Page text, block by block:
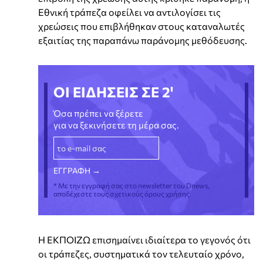
Εθνική τράπεζα οφείλει να αντιλογίσει τις
χρεώσεις που επιβλήθηκαν στους καταναλωτές
εξαιτίας της παραπάνω παράνομης μεθόδευσης.
ΟΙ ΕΙΔΗΣΕΙΣ ΣΕ 2'
Όσα πρέπει να ξέρετε
για να ξεκινήσετε τη μέρα σας.
* Με την εγγραφή σας στο newsletter του Dnews,
αποδέχεστε τους σχετικούς όρους χρήσης
Η ΕΚΠΟΙΖΩ επισημαίνει ιδιαίτερα το γεγονός ότι
οι τράπεζες, συστηματικά τον τελευταίο χρόνο,